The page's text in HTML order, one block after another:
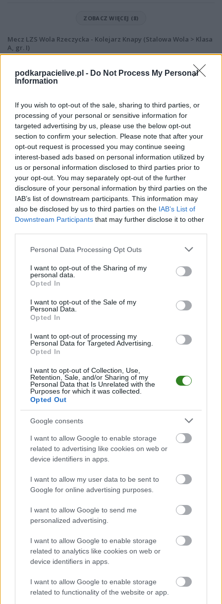
podkarpacielive.pl - Do Not Process My Personal
Information
If you wish to opt-out of the sale, sharing to third parties, or
processing of your personal or sensitive information for
targeted advertising by us, please use the below opt-out
section to confirm your selection. Please note that after your
opt-out request is processed you may continue seeing
interest-based ads based on personal information utilized by
us or personal information disclosed to third parties prior to
your opt-out. You may separately opt-out of the further
disclosure of your personal information by third parties on the
IAB’s list of downstream participants. This information may
also be disclosed by us to third parties on the IAB’s List of
Downstream Participants that may further disclose it to other
Please note that this website/app uses one or more Google
not limited to your visit or usage behaviour. You may click to
grant or deny consent to Google and its third-party tags to
use your data for below specified purposes in below Google
consent section.
Personal Data Processing Opt Outs
I want to opt-out of the Sharing of my
personal data.
Opted In
I want to opt-out of the Sale of my
Personal Data.
Opted In
I want to opt-out of processing my
Personal Data for Targeted Advertising.
Opted In
I want to opt-out of Collection, Use,
Retention, Sale, and/or Sharing of my
Personal Data that Is Unrelated with the
Purposes for which it was collected.
Opted Out
Google consents
I want to allow Google to enable storage
related to advertising like cookies on web or
device identifiers in apps.
I want to allow my user data to be sent to
Google for online advertising purposes.
I want to allow Google to send me
personalized advertising.
I want to allow Google to enable storage
related to analytics like cookies on web or
device identifiers in apps.
I want to allow Google to enable storage
related to functionality of the website or app.
ZOBACZ WIĘCEJ (8)
Mecz LZS Wola Rzeczycka - Kolejarz Knapy (Stalowa Wola > Klasa
A, gr. I)
zostanie w ramach Stalowa Wola > Klasa A, gr. I (17. kolejki - Stalowa Wola
> Klasa A, gr. I).
bramek, kartki, składy, statystyki i informacje o przebiegu
spotkania. To kompletne źródło danych dla kibiców i pasjonatów
lokalnej piłki nożnej. Jeżeli aktualnie nie widzisz tutaj danych z pewnością
pracujemy nad tym żeby je uzupełnić.
Wynik meczu LZS Wola Rzeczycka vs Kolejarz Knapy
Po zakończeniu spotkania automatycznie publikujemyoficjalny wynik
spotkania, a także dane meczowe, jeśli są dostępne.
Pełny harmonogram rozgrywek dostępny jest tutaj:Stalowa Wola >
Klasa A, gr. I - terminarz.
Informacje o składach i strzelcach
W miarę dostępności danych, publikujemyskłady wyjściowe,
aktualizujemy zależnie od poziomu ligi i dostępnych źródeł.
Śledź mecze swojej drużyny
Jeśli jesteś kibicem klubu LZS Wola Rzeczycka lub Kolejarz Knapy -
zaglądaj tutaj częściej. Nasz serwis regularnie dostarcza informacje o
terminach meczów, wynikach, transferach i newsach klubowych
piłkarskichw województwie. Sprawdź nasze relacje, śledź ulubioną ligę i
bądź na bieżąco z wydarzeniami z boisk!
LZS Wola Rzeczycka - Kolejarz Knapyodbędzie się w ramach
17. kolejki - Stalowa Wola > Klasa A, gr. I. Spotkanie zostanie rozegrane w
LZS Wola Rzeczyckaprzystępuje do tego spotkania w roli gospodarza.
Jak drużyna radzi sobie w sezonie 2025/2026 rozgrywek Stalowa Wola >
Klasa A, gr. I przed własną publicznością? Na tej stronie możecie
zobaczyć tabelę uwzględniającą tylko mecze u siebie. W tabeli biorącej
pod uwagę tylko mecze wyjazdowe możecie natomiast sprawdzić jak
spisuje się klubKolejarz Knapy
Stalowa Wola > Klasa A, gr. I - sytuacja w tabeli
Przed meczami 17. kolejki - Stalowa Wola > Klasa A, gr. I gospodarze (LZS
Wola Rzeczycka) zajmują10. miejsce
Poniżej znajdziesz także ostatnie mecze obu drużyn oraz statystyki
bramkowe.
LZS Wola Rzeczycka vs. Kolejarz Knapy - relacja, wynik na żywo,
transmisja
Wynik meczu LZS Wola Rzeczycka - Kolejarz Knapy znajdziesz na naszej
stronie zaraz po jego zakończeniu. Jeżeli szukasz informacji meczowych,
zajrzyj tutaj:LZS Wola Rzeczycka vs. Kolejarz Knapy - wynik, składy,
strzelcy
Jeżeli w internecie lub TV dostępna jest
albo innych spotkań Stalowa
Wola > Klasa A, gr. I na pewno znajdziesz takie informacje na naszym
portalu. Możliwe jednak, że nigdzie nie pojawi się stream online z tego